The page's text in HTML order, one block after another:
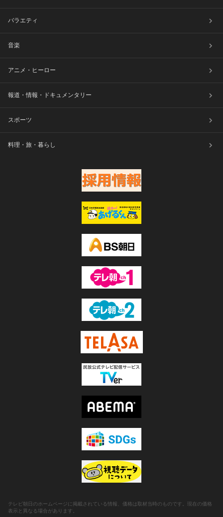
バラエティ
音楽
アニメ・ヒーロー
報道・情報・ドキュメンタリー
スポーツ
料理・旅・暮らし
テレビ朝日のホームページに掲載されている情報、価格は取材当時のものです。現在の価格
表示と異なる場合があります。